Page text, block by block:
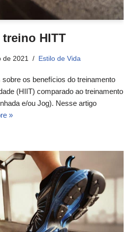
HITT
de 2021 Estilo de Vida
os benefícios do treinamento
(HIIT) comparado ao treinamento
e/ou Jog). Nesse artigo
»